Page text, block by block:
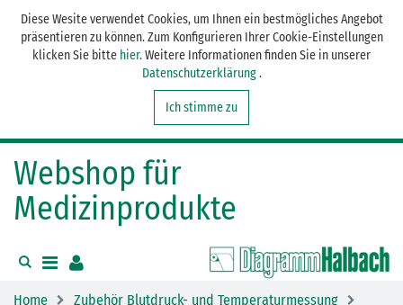
Diese Wesite verwendet Cookies, um Ihnen ein bestmögliches Angebot
präsentieren zu können. Zum Konfigurieren Ihrer Cookie-Einstellungen
klicken Sie bitte hier. Weitere Informationen finden Sie in unserer
Datenschutzerklärung.
Ich stimme zu
Webshop für
Medizinprodukte
Home Zubehör Blutdruck- und Temperaturmessung